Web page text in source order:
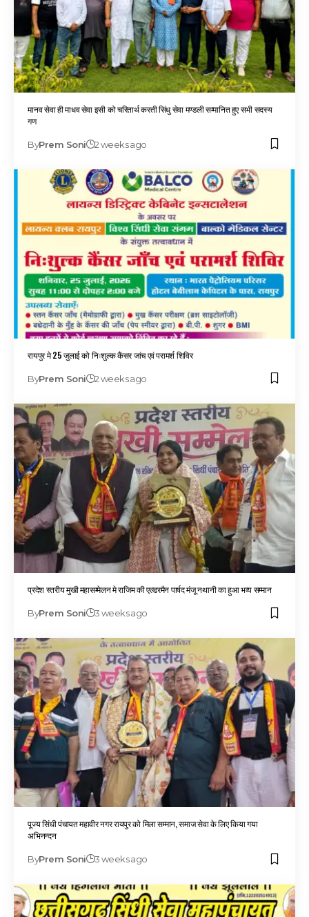
मानव सेवा ही माधव सेवा इसी को चरितार्थ करती सिंधु सेवा मण्डली सम्मानित हुए सभी सदस्य
गण
ByPrem Soni 2 weeks ago
रायपुर मे 25 जुलाई को निःशुल्क कैंसर जांच एवं परामर्श शिविर
ByPrem Soni 2 weeks ago
प्रदेश स्तरीय मुखी महासम्मेलन मे राजिम की एल्डरमैन पार्षद मंजू नथानी का हुआ भव्य सम्मान
ByPrem Soni 3 weeks ago
पूज्य सिंधी पंचायत महावीर नगर रायपुर को मिला सम्मान, समाज सेवा के लिए किया गया
अभिनन्दन
ByPrem Soni 3 weeks ago